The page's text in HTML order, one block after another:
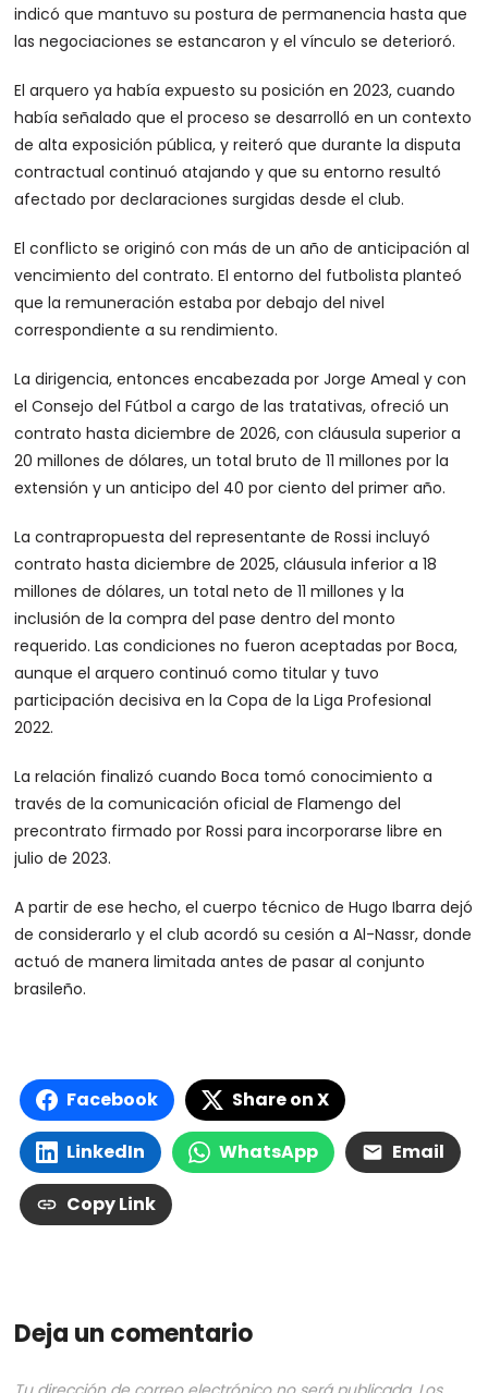
indicó que mantuvo su postura de permanencia hasta que
las negociaciones se estancaron y el vínculo se deterioró.
El arquero ya había expuesto su posición en 2023, cuando
había señalado que el proceso se desarrolló en un contexto
de alta exposición pública, y reiteró que durante la disputa
contractual continuó atajando y que su entorno resultó
afectado por declaraciones surgidas desde el club.
El conflicto se originó con más de un año de anticipación al
vencimiento del contrato. El entorno del futbolista planteó
que la remuneración estaba por debajo del nivel
correspondiente a su rendimiento.
La dirigencia, entonces encabezada por Jorge Ameal y con
el Consejo del Fútbol a cargo de las tratativas, ofreció un
contrato hasta diciembre de 2026, con cláusula superior a
20 millones de dólares, un total bruto de 11 millones por la
extensión y un anticipo del 40 por ciento del primer año.
La contrapropuesta del representante de Rossi incluyó
contrato hasta diciembre de 2025, cláusula inferior a 18
millones de dólares, un total neto de 11 millones y la
inclusión de la compra del pase dentro del monto
requerido. Las condiciones no fueron aceptadas por Boca,
aunque el arquero continuó como titular y tuvo
participación decisiva en la Copa de la Liga Profesional
2022.
La relación finalizó cuando Boca tomó conocimiento a
través de la comunicación oficial de Flamengo del
precontrato firmado por Rossi para incorporarse libre en
julio de 2023.
A partir de ese hecho, el cuerpo técnico de Hugo Ibarra dejó
de considerarlo y el club acordó su cesión a Al-Nassr, donde
actuó de manera limitada antes de pasar al conjunto
brasileño.
Facebook Share on X
LinkedIn WhatsApp Email
Copy Link
Deja un comentario